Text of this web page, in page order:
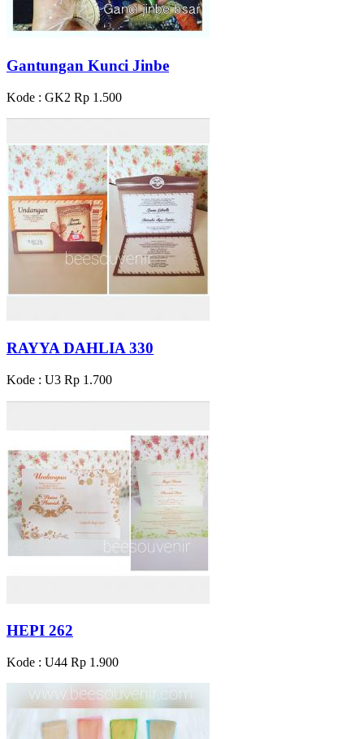
Gantungan Kunci Jinbe
Kode : GK2 Rp 1.500
RAYYA DAHLIA 330
Kode : U3 Rp 1.700
HEPI 262
Kode : U44 Rp 1.900